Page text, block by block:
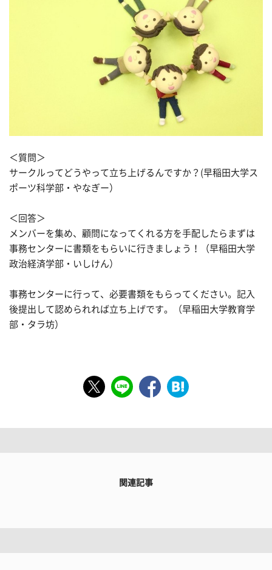
＜質問＞
サークルってどうやって立ち上げるんですか？(早稲田大学ス
ポーツ科学部・やなぎー）
＜回答＞
メンバーを集め、顧問になってくれる方を手配したらまずは
事務センターに書類をもらいに行きましょう！（早稲田大学
政治経済学部・いしけん）
事務センターに行って、必要書類をもらってください。記入
後提出して認められれば立ち上げです。（早稲田大学教育学
部・タラ坊）
関連記事